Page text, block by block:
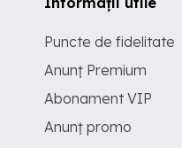
Puncte de fidelitate
Anunț Premium
Abonament VIP
Anunț promo